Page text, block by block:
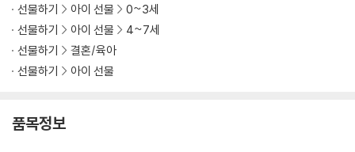
선물하기
아이 선물
0~3세
선물하기
아이 선물
4~7세
선물하기
결혼/육아
선물하기
아이 선물
품목정보